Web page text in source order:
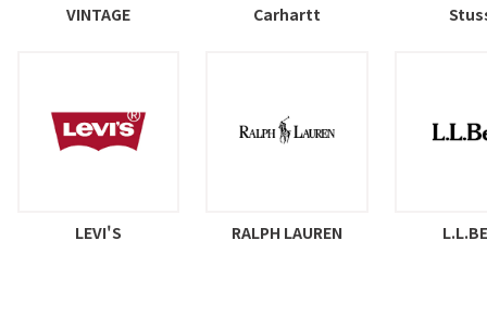
VINTAGE Carhartt
LEVI'S RALPH LAUREN